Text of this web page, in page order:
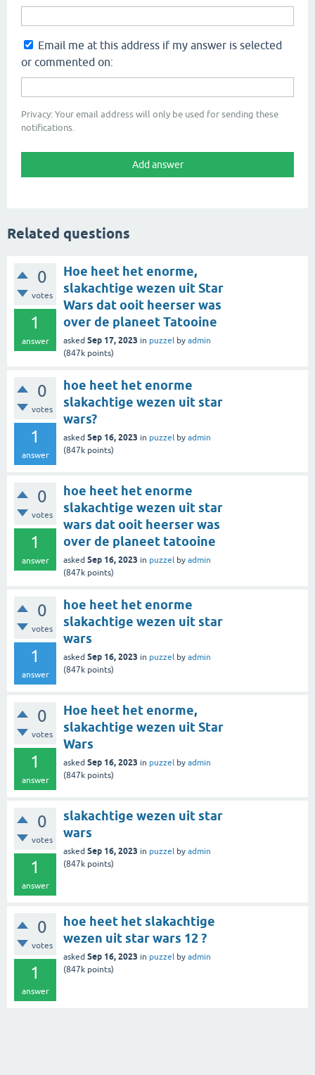
Email me at this address if my answer is selected
or commented on:
Privacy: Your email address will only be used for sending these
notifications.
Related questions
0
votes
1
answer
Hoe heet het enorme,
slakachtige wezen uit Star
Wars dat ooit heerser was
over de planeet Tatooine
asked Sep 17, 2023 in puzzel by admin
(847k points)
0
votes
1
answer
hoe heet het enorme
slakachtige wezen uit star
wars?
asked Sep 16, 2023 in puzzel by admin
(847k points)
0
votes
1
answer
hoe heet het enorme
slakachtige wezen uit star
wars dat ooit heerser was
over de planeet tatooine
asked Sep 16, 2023 in puzzel by admin
(847k points)
0
votes
1
answer
hoe heet het enorme
slakachtige wezen uit star
wars
asked Sep 16, 2023 in puzzel by admin
(847k points)
0
votes
1
answer
Hoe heet het enorme,
slakachtige wezen uit Star
Wars
asked Sep 16, 2023 in puzzel by admin
(847k points)
0
votes
1
answer
slakachtige wezen uit star
wars
asked Sep 16, 2023 in puzzel by admin
(847k points)
0
votes
1
answer
hoe heet het slakachtige
wezen uit star wars 12 ?
asked Sep 16, 2023 in puzzel by admin
(847k points)